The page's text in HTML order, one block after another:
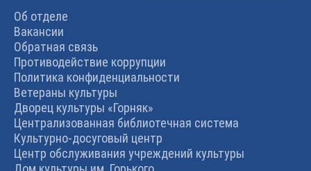
Об отделе
Вакансии
Обратная связь
Противодействие коррупции
Политика конфиденциальности
Ветераны культуры
Дворец культуры «Горняк»
Централизованная библиотечная система
Культурно-досуговый центр
Центр обслуживания учреждений культуры